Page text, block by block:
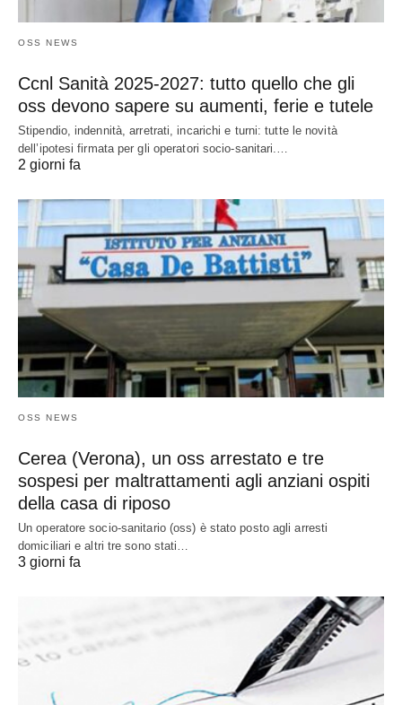
OSS NEWS
Ccnl Sanità 2025-2027: tutto quello che gli
oss devono sapere su aumenti, ferie e tutele
Stipendio, indennità, arretrati, incarichi e turni: tutte le novità
dell’ipotesi firmata per gli operatori socio-sanitari.…
2 giorni fa
OSS NEWS
Cerea (Verona), un oss arrestato e tre
sospesi per maltrattamenti agli anziani ospiti
della casa di riposo
Un operatore socio-sanitario (oss) è stato posto agli arresti
domiciliari e altri tre sono stati…
3 giorni fa